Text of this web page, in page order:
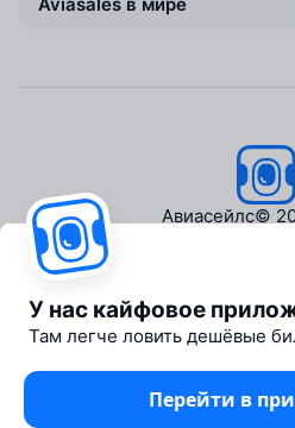
Авиасейлс©
Партнёрская
Медиа
У нас кайфовое
Там легче ловить дешёвые
Перейти в